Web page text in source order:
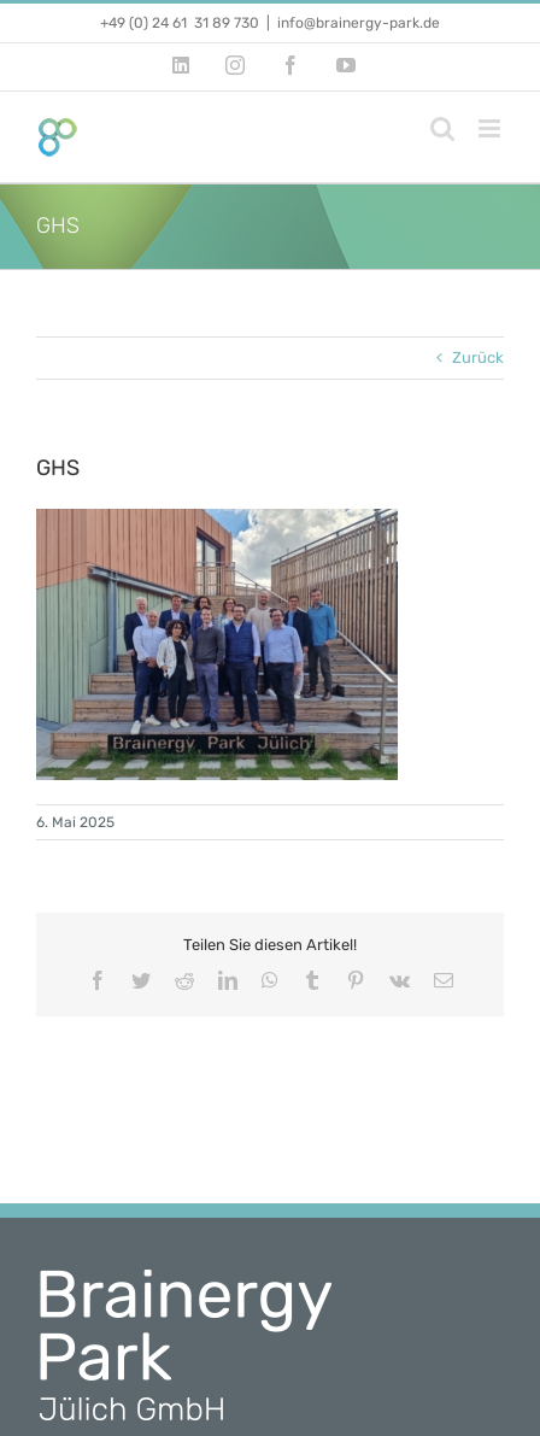
+49 (0) 24 61 31 89 730 info@brainergy-park.de
LinkedInInstagramFacebookYouTube
GHS
Zurück
GHS
6. Mai 2025
Teilen Sie diesen Artikel!
Facebook
TwitterRedditLinkedInWhatsApp
Tumblr Pinterest
Vk
E-